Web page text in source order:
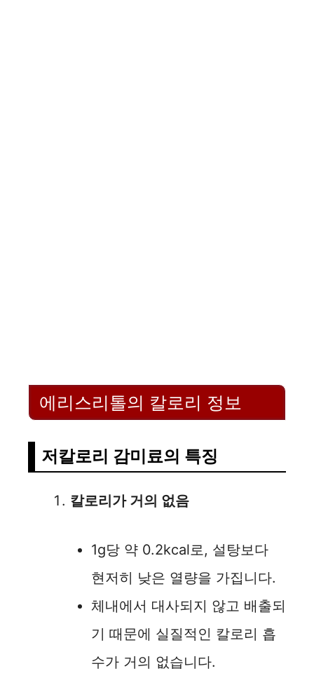
에리스리톨의 칼로리 정보
저칼로리 감미료의 특징
칼로리가 거의 없음
1g당 약 0.2kcal로, 설탕보다
현저히 낮은 열량을 가집니다.
체내에서 대사되지 않고 배출되
기 때문에 실질적인 칼로리 흡
수가 거의 없습니다.